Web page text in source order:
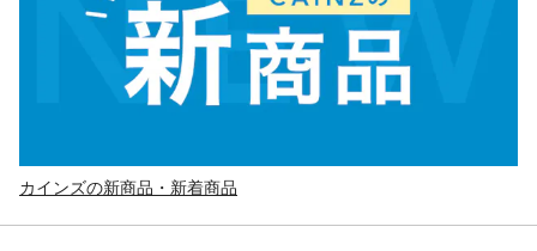
カインズの新商品・新着商品